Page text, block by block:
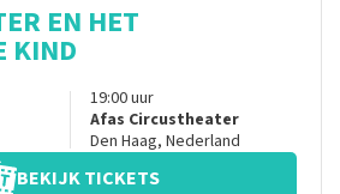
EN HET
KIND
19:00uur
Afas Circustheater
Den Haag, Nederland
BEKIJK TICKETS